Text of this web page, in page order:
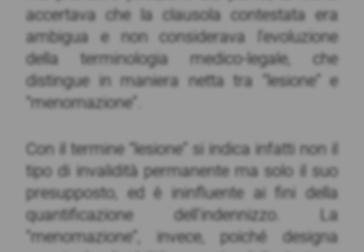
accertava che la clausola contestata era
ambigua e non considerava l’evoluzione
della terminologia medico-legale, che
distingue in maniera netta tra “lesione” e
“menomazione”.
Con il termine “lesione” si indica infatti non il
tipo di invalidità permanente ma solo il suo
presupposto, ed è ininfluente ai fini della
quantificazione dell’indennizzo. La
“menomazione”, invece, poiché designa